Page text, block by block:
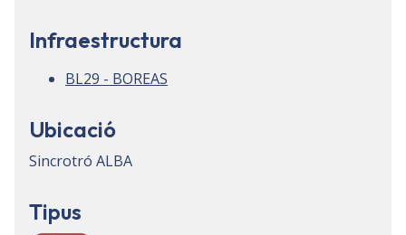
Infraestructura
BL29 - BOREAS
Ubicació
Sincrotró ALBA
Tipus